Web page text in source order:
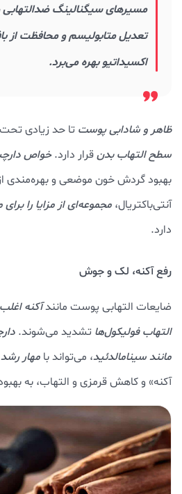
مسیرهای سیگنالینگ ضدالتهابی
تعدیل متابولیسم و محافظت از
اکسیداتیو بهره می‌برد.
ظاهر و شادابی پوست تا حد زیادی تحت
سطح التهاب بدنقرار دارد.خواص
بهبود گردش خون موضعی و بهره‌مندی
آنتی‌باکتریال، مجموعه‌ای از مزایا را
دارد.
رفع آکنه، لک و جوش
ضایعات التهابی پوست مانندآکنه
التهاب فولیکول‌ها تشدید می‌شوند.
مانند سینامالدئید، می‌تواند با مهار
آکنه» و کاهش قرمزی و التهاب، به